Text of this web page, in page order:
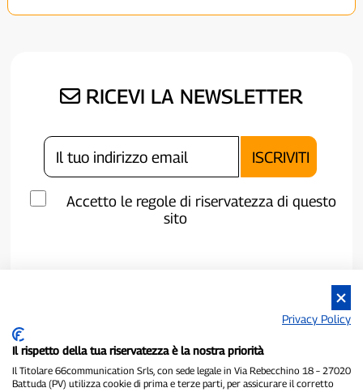
RICEVI LA NEWSLETTER
Accetto le regole di riservatezza di questo
sito
Privacy Policy
Il rispetto della tua riservatezza è la nostra priorità
Il Titolare 66communication Srls, con sede legale in Via Rebecchino 18 – 27020
Battuda (PV) utilizza cookie di prima e terze parti, per assicurare il corretto